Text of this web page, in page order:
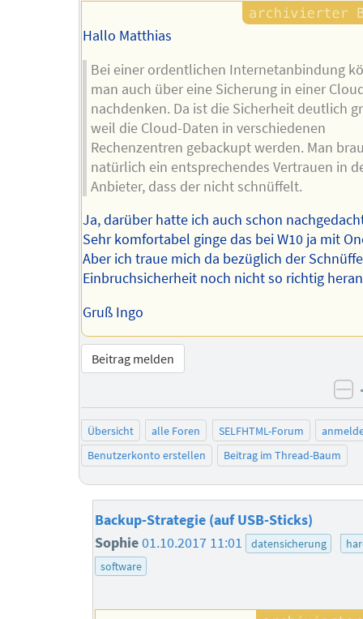
Hallo Matthias
Bei einer ordentlichen Internetanbindung
man auch über eine Sicherung in einer
nachdenken. Da ist die Sicherheit deutlich
weil die Cloud-Daten in verschiedenen
Rechenzentren gebackupt werden. Man
natürlich ein entsprechendes Vertrauen in
Anbieter, dass der nicht schnüffelt.
Ja, darüber hatte ich auch schon
Sehr komfortabel ginge das bei W10 ja mit
Aber ich traue mich da bezüglich der
Einbruchsicherheit noch nicht so richtig
Gruß Ingo
Beitrag melden
Übersicht alle Foren SELFHTML-Forum
Benutzerkonto erstellen
Beitrag im Thread-Baum
Backup-Strategie (auf USB-Sticks)
Sophie01.10.2017 11:01 datensicherung
software